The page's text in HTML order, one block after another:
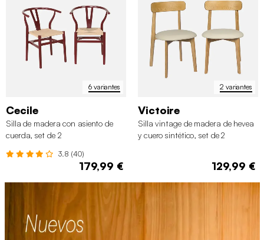
6 variantes
Cecile
Silla de madera con asiento de
cuerda, set de 2
3.8 (40)
179,99 €
2 variantes
Victoire
Silla vintage de madera de hevea
y cuero sintético, set de 2
129,99 €